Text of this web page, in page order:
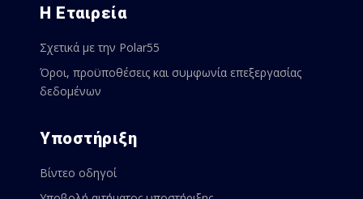
Η Εταιρεία
Σχετικά με την Polar55
Όροι, προϋποθέσεις και συμφωνία επεξεργασίας
δεδομένων
Υποστήριξη
Βίντεο οδηγοί